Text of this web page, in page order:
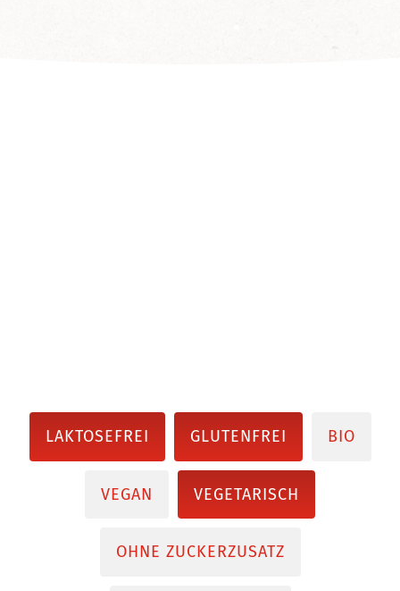
LAKTOSEFREI GLUTENFREI BIO
VEGAN VEGETARISCH
OHNE ZUCKERZUSATZ